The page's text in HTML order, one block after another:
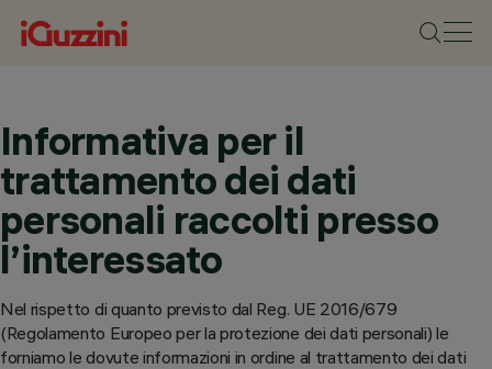
Informativa per il
trattamento dei dati
personali raccolti presso
l’interessato
Nel rispetto di quanto previsto dal Reg. UE 2016/679
(Regolamento Europeo per la protezione dei dati personali) le
forniamo le dovute informazioni in ordine al trattamento dei dati